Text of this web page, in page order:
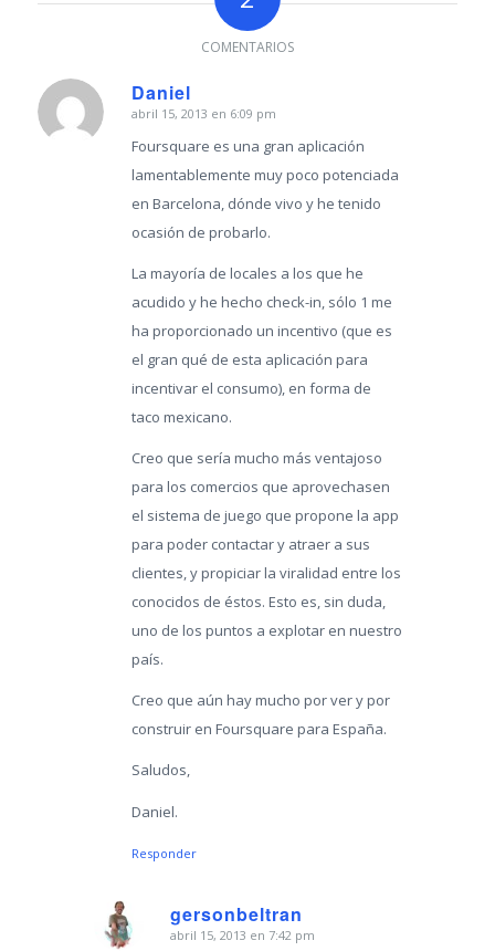
COMENTARIOS
Daniel
Dice:
abril 15, 2013 en 6:09 pm
Foursquare es una gran aplicación
lamentablemente muy poco potenciada
en Barcelona, dónde vivo y he tenido
ocasión de probarlo.
La mayoría de locales a los que he
acudido y he hecho check-in, sólo 1 me
ha proporcionado un incentivo (que es
el gran qué de esta aplicación para
incentivar el consumo), en forma de
taco mexicano.
Creo que sería mucho más ventajoso
para los comercios que aprovechasen
el sistema de juego que propone la app
para poder contactar y atraer a sus
clientes, y propiciar la viralidad entre los
conocidos de éstos. Esto es, sin duda,
uno de los puntos a explotar en nuestro
país.
Creo que aún hay mucho por ver y por
construir en Foursquare para España.
Saludos,
Daniel.
Responder
gersonbeltran
Dice:
abril 15, 2013 en 7:42 pm